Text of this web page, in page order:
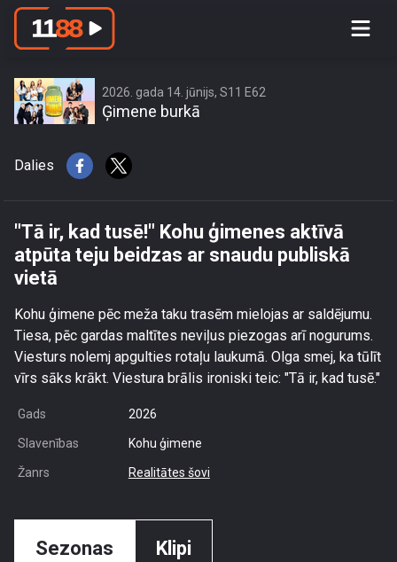
\"Tā ir, kad tusē!\" Kohu ģimenes
2026. gada 14. jūnijs, S11 E62
Ģimene burkā
Dalies
"Tā ir, kad tusē!" Kohu ģimenes aktīvā
atpūta teju beidzas ar snaudu publiskā
vietā
Kohu ģimene pēc meža taku trasēm mielojas ar saldējumu.
Tiesa, pēc gardas maltītes neviļus piezogas arī nogurums.
Viesturs nolemj apgulties rotaļu laukumā. Olga smej, ka tūlīt
vīrs sāks krākt. Viestura brālis ironiski teic: "Tā ir, kad tusē."
Gads 2026
Slavenības Kohu ģimene
Žanrs Realitātes šovi
Sezonas Klipi